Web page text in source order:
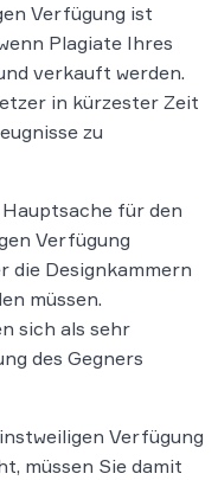
Verfügung ist
Plagiate Ihres
verkauft werden.
in kürzester Zeit
zu
für den
Verfügung
die Designkammern
müssen.
sich als sehr
des Gegners
Verfügung
müssen Sie damit